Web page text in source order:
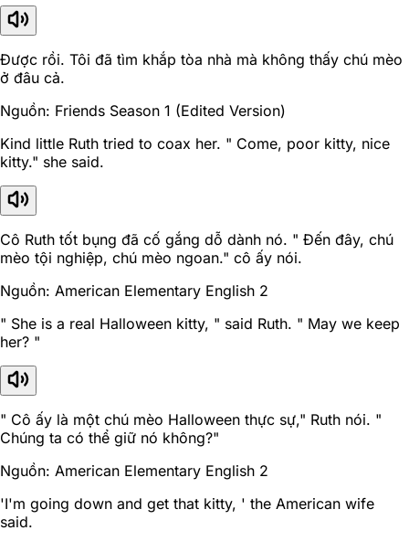
Được rồi. Tôi đã tìm khắp tòa nhà mà không thấy chú mèo
ở đâu cả.
Nguồn: Friends Season 1 (Edited Version)
Kind little Ruth tried to coax her. " Come, poor kitty, nice
kitty." she said.
Cô Ruth tốt bụng đã cố gắng dỗ dành nó. " Đến đây, chú
mèo tội nghiệp, chú mèo ngoan." cô ấy nói.
Nguồn: American Elementary English 2
" She is a real Halloween kitty, " said Ruth. " May we keep
her? "
" Cô ấy là một chú mèo Halloween thực sự," Ruth nói. "
Chúng ta có thể giữ nó không?"
Nguồn: American Elementary English 2
'I'm going down and get that kitty, ' the American wife
said.